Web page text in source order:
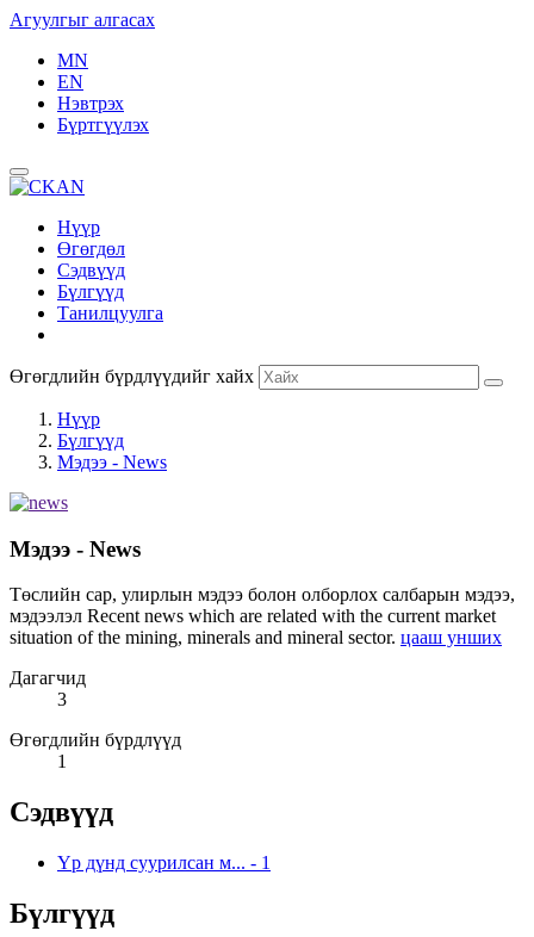
Агуулгыг алгасах
MN
EN
Нэвтрэх
Бүртгүүлэх
Нүүр
Өгөгдөл
Сэдвүүд
Бүлгүүд
Танилцуулга
Өгөгдлийн бүрдлүүдийг хайх
Нүүр
Бүлгүүд
Мэдээ - News
Мэдээ - News
Төслийн сар, улирлын мэдээ болон олборлох салбарын мэдээ,
мэдээлэл Recent news which are related with the current market
situation of the mining, minerals and mineral sector. цааш унших
Дагагчид
3
Өгөгдлийн бүрдлүүд
1
Сэдвүүд
Үр дүнд суурилсан м... - 1
Бүлгүүд